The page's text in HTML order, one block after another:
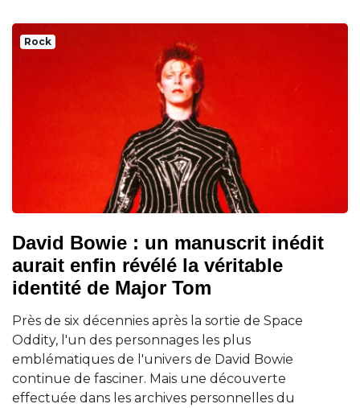
Rock
David Bowie : un manuscrit inédit
aurait enfin révélé la véritable
identité de Major Tom
Près de six décennies après la sortie de Space
Oddity, l'un des personnages les plus
emblématiques de l'univers de David Bowie
continue de fasciner. Mais une découverte
effectuée dans les archives personnelles du